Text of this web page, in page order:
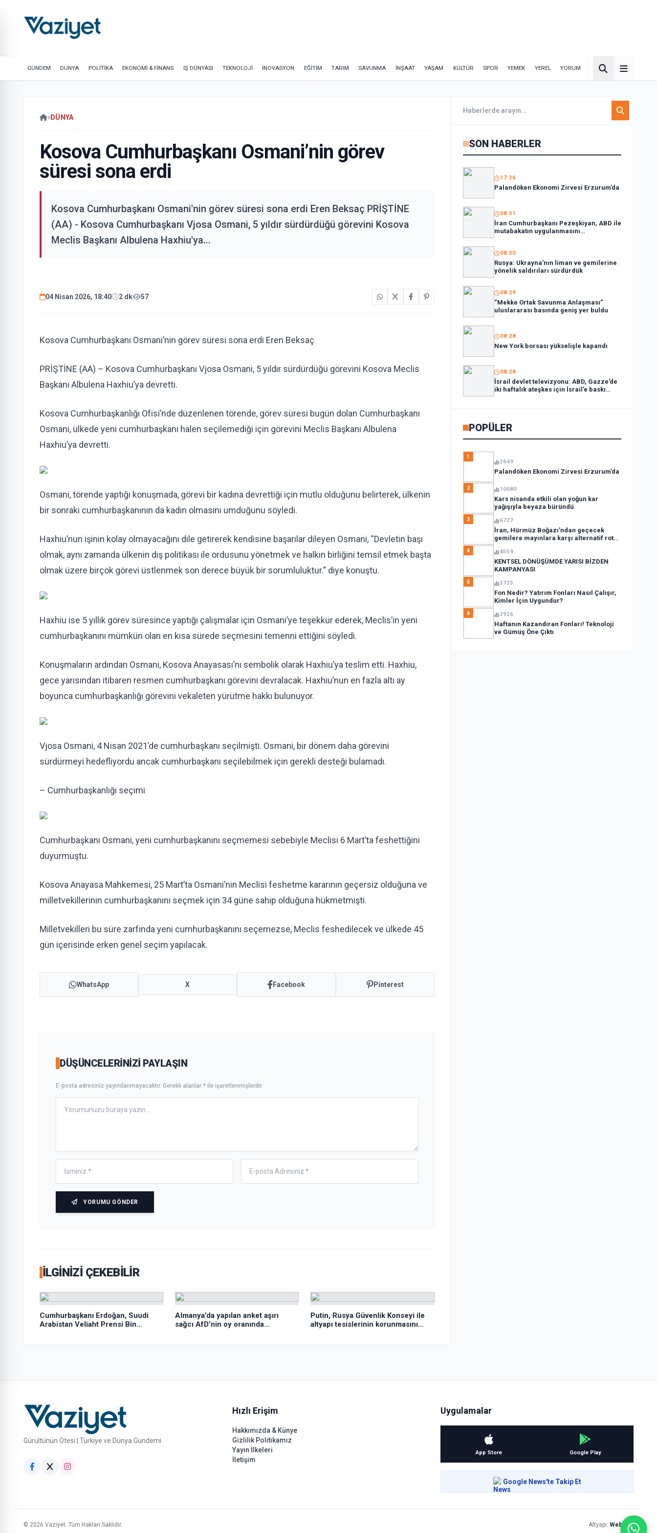
GÜNDEM DÜNYA POLİTİKA EKONOMİ & FİNANS İŞ DÜNYASI TEKNOLOJİ İNOVASYON EĞİTİM TARIM SAVUNMA İNŞAAT YAŞAM KÜLTÜR SPOR YEMEK YEREL YORUM
DÜNYA
Kosova Cumhurbaşkanı Osmani’nin görev
süresi sona erdi
Kosova Cumhurbaşkanı Osmani'nin görev süresi sona erdi Eren Beksaç PRİŞTİNE
(AA) - Kosova Cumhurbaşkanı Vjosa Osmani, 5 yıldır sürdürdüğü görevini Kosova
Meclis Başkanı Albulena Haxhiu'ya...
04 Nisan 2026, 18:40 2 dk 57
Kosova Cumhurbaşkanı Osmani’nin görev süresi sona erdi Eren Beksaç
PRİŞTİNE (AA) – Kosova Cumhurbaşkanı Vjosa Osmani, 5 yıldır sürdürdüğü görevini Kosova Meclis
Başkanı Albulena Haxhiu’ya devretti.
Kosova Cumhurbaşkanlığı Ofisi’nde düzenlenen törende, görev süresi bugün dolan Cumhurbaşkanı
Osmani, ülkede yeni cumhurbaşkanı halen seçilemediği için görevini Meclis Başkanı Albulena
Haxhiu’ya devretti.
Osmani, törende yaptığı konuşmada, görevi bir kadına devrettiği için mutlu olduğunu belirterek, ülkenin
bir sonraki cumhurbaşkanının da kadın olmasını umduğunu söyledi.
Haxhiu’nun işinin kolay olmayacağını dile getirerek kendisine başarılar dileyen Osmani, “Devletin başı
olmak, aynı zamanda ülkenin dış politikası ile ordusunu yönetmek ve halkın birliğini temsil etmek başta
olmak üzere birçok görevi üstlenmek son derece büyük bir sorumluluktur.” diye konuştu.
Haxhiu ise 5 yıllık görev süresince yaptığı çalışmalar için Osmani’ye teşekkür ederek, Meclis’in yeni
cumhurbaşkanını mümkün olan en kısa sürede seçmesini temenni ettiğini söyledi.
Konuşmaların ardından Osmani, Kosova Anayasası’nı sembolik olarak Haxhiu’ya teslim etti. Haxhiu,
gece yarısından itibaren resmen cumhurbaşkanı görevini devralacak. Haxhiu’nun en fazla altı ay
boyunca cumhurbaşkanlığı görevini vekaleten yürütme hakkı bulunuyor.
Vjosa Osmani, 4 Nisan 2021’de cumhurbaşkanı seçilmişti. Osmani, bir dönem daha görevini
sürdürmeyi hedefliyordu ancak cumhurbaşkanı seçilebilmek için gerekli desteği bulamadı.
– Cumhurbaşkanlığı seçimi
Cumhurbaşkanı Osmani, yeni cumhurbaşkanını seçmemesi sebebiyle Meclisi 6 Mart’ta feshettiğini
duyurmuştu.
Kosova Anayasa Mahkemesi, 25 Mart’ta Osmani’nin Meclisi feshetme kararının geçersiz olduğuna ve
milletvekillerinin cumhurbaşkanını seçmek için 34 güne sahip olduğuna hükmetmişti.
Milletvekilleri bu süre zarfında yeni cumhurbaşkanını seçemezse, Meclis feshedilecek ve ülkede 45
gün içerisinde erken genel seçim yapılacak.
WhatsApp X Facebook Pinterest
DÜŞÜNCELERINIZI PAYLAŞIN
E-posta adresiniz yayımlanmayacaktır. Gerekli alanlar * ile işaretlenmişlerdir.
YORUMU GÖNDER
İLGINIZI ÇEKEBILIR
Cumhurbaşkanı Erdoğan, Suudi
Arabistan Veliaht Prensi Bin
Almanya’da yapılan anket aşırı
sağcı AfD’nin oy oranında
Putin, Rusya Güvenlik Konseyi ile
altyapı tesislerinin korunmasını
SON HABERLER
17:36
Palandöken Ekonomi Zirvesi Erzurum’da
08:31
İran Cumhurbaşkanı Pezeşkiyan, ABD ile
mutabakatın uygulanmasını
desteklediklerini söyledi:
08:30
Rusya: Ukrayna’nın liman ve gemilerine
yönelik saldırıları sürdürdük
08:29
“Mekke Ortak Savunma Anlaşması”
uluslararası basında geniş yer buldu
08:28
New York borsası yükselişle kapandı
08:28
İsrail devlet televizyonu: ABD, Gazze’de
iki haftalık ateşkes için İsrail’e baskı
yapıyor
POPÜLER
1
2649
Palandöken Ekonomi Zirvesi Erzurum’da
2 10080
Kars nisanda etkili olan yoğun kar
yağışıyla beyaza büründü
3 6727
İran, Hürmüz Boğazı’ndan geçecek
gemilere mayınlara karşı alternatif rota
4 4559
KENTSEL DÖNÜŞÜMDE YARISI BİZDEN
KAMPANYASI
5 3723
Fon Nedir? Yatırım Fonları Nasıl Çalışır,
Kimler İçin Uygundur?
6 2926
Haftanın Kazandıran Fonları! Teknoloji
ve Gümüş Öne Çıktı
Gürültünün Ötesi | Türkiye ve Dünya Gündemi
Hızlı Erişim
Hakkımızda & Künye
Gizlilik Politikamız
Yayın İlkeleri
İletişim
Uygulamalar
App Store Google Play
Google News'te Takip Et
© 2026 Vaziyet. Tüm Hakları Saklıdır. Altyapı: Webolur